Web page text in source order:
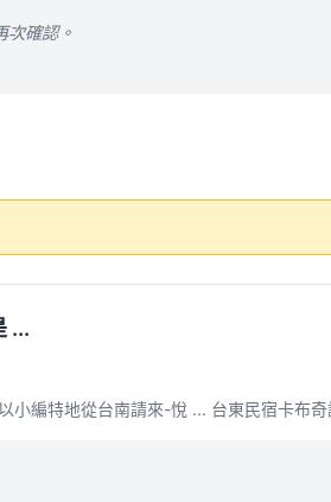
次確認。
...
小編特地從台南請來-悅 ... 台東民宿卡布